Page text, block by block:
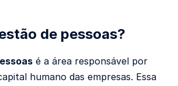
de pessoas?
é a área responsável por
humano das empresas. Essa